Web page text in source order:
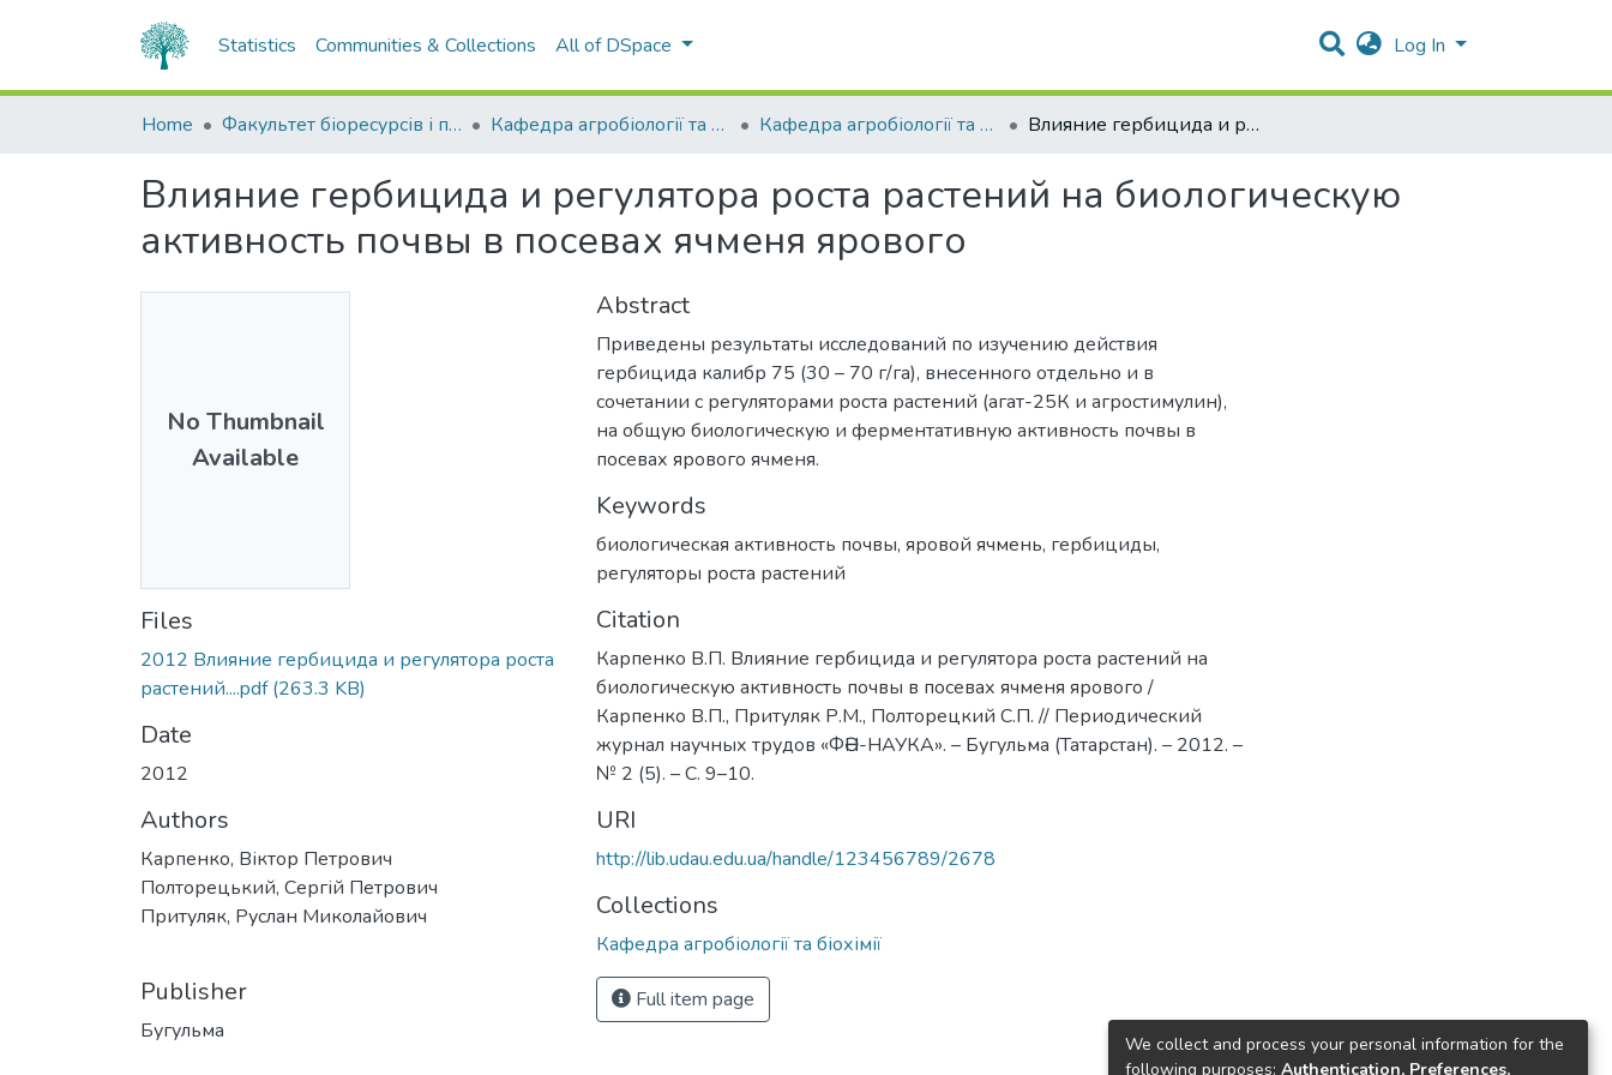
Statistics Communities & Collections All of DSpace Log In
Home Факультет біоресурсів і природокористування Кафедра агробіології та біохімії Кафедра агробіології та біохімії Влияние гербицида и регулятора роста растений на биологическую активность почвы в посевах ячменя ярового
Влияние гербицида и регулятора роста растений на биологическую
активность почвы в посевах ячменя ярового
No Thumbnail
Available
Files
2012 Влияние гербицида и регулятора роста
растений....pdf (263.3 KB)
Date
2012
Authors
Карпенко, Віктор Петрович
Полторецький, Сергій Петрович
Притуляк, Руслан Миколайович
Publisher
Бугульма
Abstract
Приведены результаты исследований по изучению действия
гербицида калибр 75 (30 – 70 г/га), внесенного отдельно и в
сочетании с регуляторами роста растений (агат-25К и агростимулин),
на общую биологическую и ферментативную активность почвы в
посевах ярового ячменя.
Keywords
биологическая активность почвы, яровой ячмень, гербициды,
регуляторы роста растений
Citation
Карпенко В.П. Влияние гербицида и регулятора роста растений на
биологическую активность почвы в посевах ячменя ярового /
Карпенко В.П., Притуляк Р.М., Полторецкий С.П. // Периодический
журнал научных трудов «ФӘН-НАУКА». – Бугульма (Татарстан). – 2012. –
№ 2 (5). – С. 9–10.
URI
http://lib.udau.edu.ua/handle/123456789/2678
Collections
Кафедра агробіології та біохімії
Full item page
We collect and process your personal information for the
following purposes: Authentication, Preferences,